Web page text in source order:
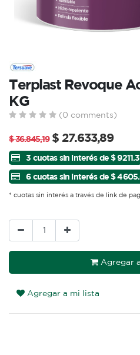
Terplast Revoque
KG
(0 comments)
$36.845,19 $ 27.633,89
3 cuotas sin interés de $ 9211.3
6 cuotas sin interés de $
* cuotas sin interés a través de link de
Agregar
Agregar a mi lista